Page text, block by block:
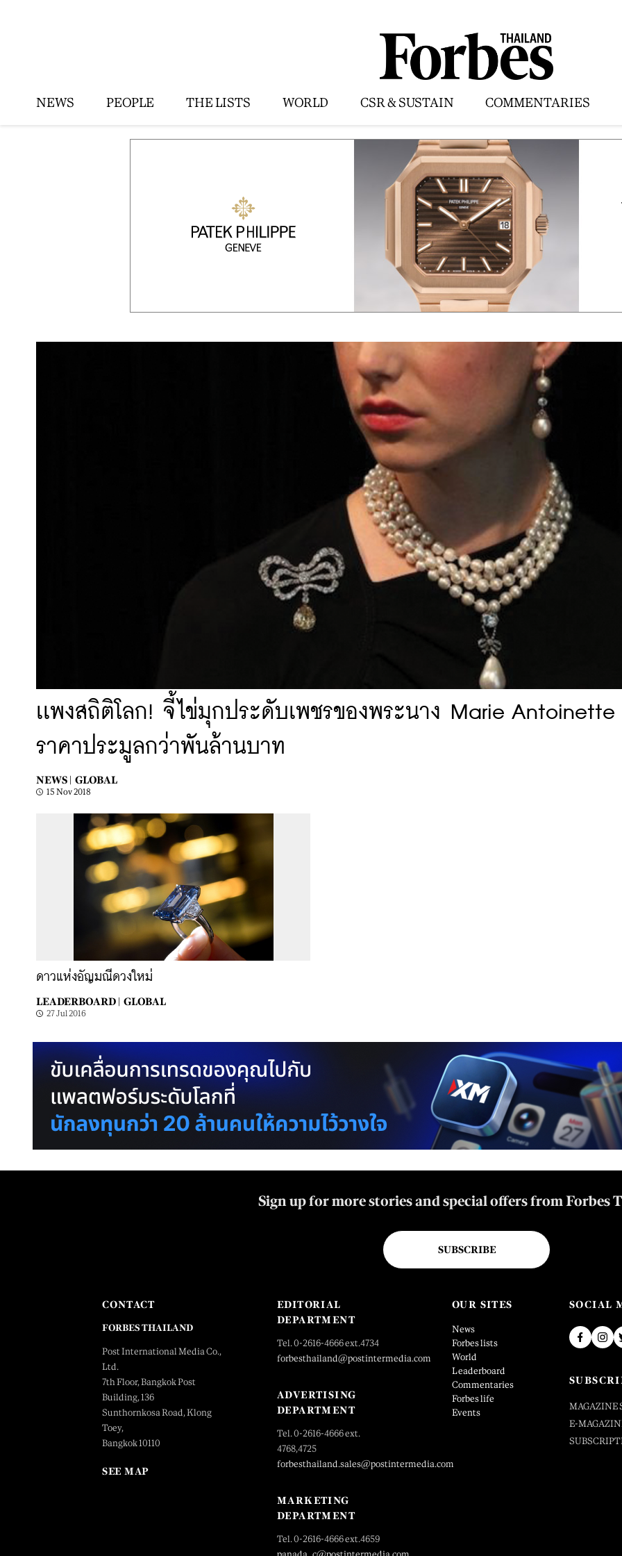
NEWS PEOPLE THE LISTS WORLD CSR & SUSTAIN COMMENTARIES
เเพงสถิติโลก! จี้ไข่มุกประดับเพชรของพระนาง Marie Antoinette
ราคาประมูลกว่าพันล้านบาท
NEWS | GLOBAL
15 Nov 2018
ดาวแห่งอัญมณีดวงใหม่
LEADERBOARD | GLOBAL
27 Jul 2016
Sign up for more stories and special offers from Forbes
SUBSCRIBE
CONTACT
FORBES THAILAND
Post International Media Co.,
Ltd.
7th Floor, Bangkok Post
Building, 136
Sunthornkosa Road, Klong
Toey,
Bangkok 10110
SEE MAP
EDITORIAL
DEPARTMENT
Tel. 0-2616-4666 ext.4734
forbesthailand@postintermedia.com
ADVERTISING
DEPARTMENT
Tel. 0-2616-4666 ext.
4768,4725
forbesthailand.sales@postintermedia.com
MARKETING
DEPARTMENT
Tel. 0-2616-4666 ext.4659
OUR SITES
News
Forbes lists
World
Leaderboard
Commentaries
Forbes life
Events
SOCIAL
MAGAZINE
E-